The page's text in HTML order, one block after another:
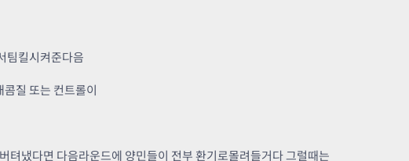
팀킬시켜준다음
질 또는 컨트롤이
텨냈다면 다음라운드에 양민들이 전부 환기로몰려들거다 그럴때는